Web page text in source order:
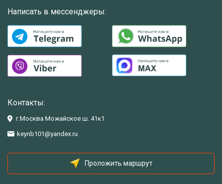
Написать в мессенджеры:
Контакты:
г.Москва Можайское ш. 41к1
keynb101@yandex.ru
Проложить маршрут